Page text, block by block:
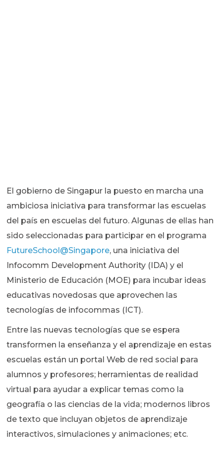
El gobierno de Singapur la puesto en marcha una
ambiciosa iniciativa para transformar las escuelas
del país en escuelas del futuro. Algunas de ellas han
sido seleccionadas para participar en el programa
FutureSchool@Singapore, una iniciativa del
Infocomm Development Authority (IDA) y el
Ministerio de Educación (MOE) para incubar ideas
educativas novedosas que aprovechen las
tecnologías de infocommas (ICT).
Entre las nuevas tecnologías que se espera
transformen la enseñanza y el aprendizaje en estas
escuelas están un portal Web de red social para
alumnos y profesores; herramientas de realidad
virtual para ayudar a explicar temas como la
geografía o las ciencias de la vida; modernos libros
de texto que incluyan objetos de aprendizaje
interactivos, simulaciones y animaciones; etc.